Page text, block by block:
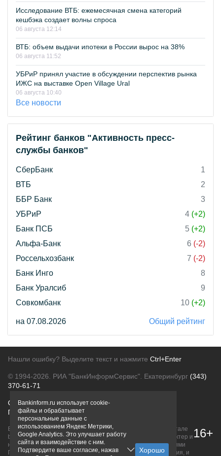
Исследование ВТБ: ежемесячная смена категорий
кешбэка создает волны спроса
06 августа 12:14
ВТБ: объем выдачи ипотеки в России вырос на 38%
06 августа 11:52
УБРиР принял участие в обсуждении перспектив рынка
ИЖС на выставке Open Village Ural
06 августа 10:40
Все новости
Рейтинг банков "Активность пресс-
службы банков"
СберБанк
1
ВТБ
2
ББР Банк
3
УБРиР
4 (+2)
Банк ПСБ
5 (+2)
Альфа-Банк
6 (-2)
Россельхозбанк
7 (-2)
Банк Инго
8
Банк Уралсиб
9
Совкомбанк
10 (+2)
на 07.08.2026 Общий рейтинг
Нашли ошибку? Выделите текст и нажмите Ctrl+Enter
© 1994-2026. РИА "БанкИнформСервис". Екатеринбург (343)
370-61-71
О проектеПолитика конфиденциальности
Правовая информацияДля рекламодателей
Вся информация о продуктах банков, размещенная на портале
bankinform.ru, носит исключительно ознакомительный характер и
не является публичной офертой, определяемой положениями
ГК РФ. Информация не содержит точного и полного описания, и
16+
Bankinform.ru использует cookie-
файлы и обрабатывает
персональные данные с
использованием Яндекс Метрики,
Google Analytics. Это улучшает работу
сайта и взаимодействие с ним.
Подтвердите ваше согласие, нажав